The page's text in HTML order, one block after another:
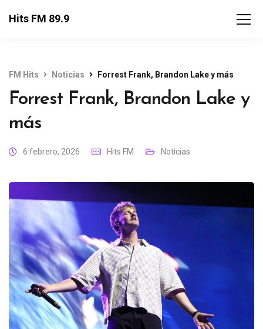
Hits FM 89.9
FM Hits Noticias Forrest Frank, Brandon Lake y más
Forrest Frank, Brandon Lake y
más
6 febrero, 2026 Hits FM Noticias